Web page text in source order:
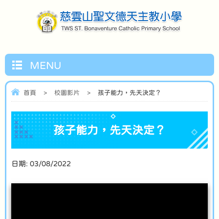
MENU
首頁 > 校園影片 > 孩子能力，先天決定？
孩子能力，先天決定？
日期: 03/08/2022